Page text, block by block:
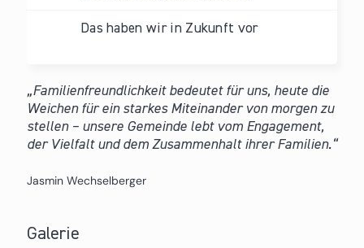
Das haben wir in Zukunft vor
Familienfreundlichkeit bedeutet für uns, heute die
Weichen für ein starkes Miteinander von morgen zu
stellen – unsere Gemeinde lebt vom Engagement,
der Vielfalt und dem Zusammenhalt ihrer Familien.
Jasmin Wechselberger
Galerie